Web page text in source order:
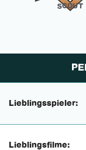
SCOUT
Lieblingsspieler:
Lieblingsfilme: